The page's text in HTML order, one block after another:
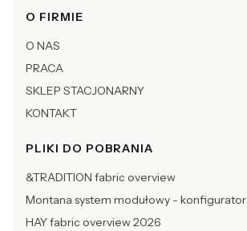
O FIRMIE
O NAS
PRACA
SKLEP STACJONARNY
KONTAKT
PLIKI DO POBRANIA
&TRADITION fabric overview
Montana system modułowy - konfigurator
HAY fabric overview 2026